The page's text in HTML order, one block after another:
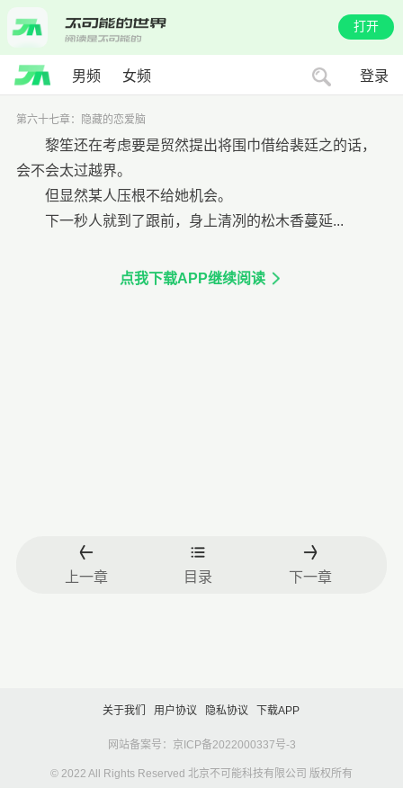
打开
男频 女频 登录
第六十七章：隐藏的恋爱脑
黎笙还在考虑要是贸然提出将围巾借给裴廷之的话，
会不会太过越界。
但显然某人压根不给她机会。
下一秒人就到了跟前，身上清冽的松木香蔓延...
点我下载APP继续阅读
上一章 目录 下一章
关于我们 用户协议 隐私协议 下载APP
网站备案号：京ICP备2022000337号-3
© 2022 All Rights Reserved 北京不可能科技有限公司 版权所有